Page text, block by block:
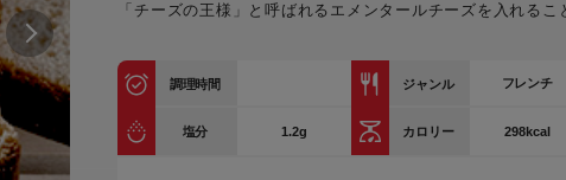
ドリンクウェア
キッチンツール
カトラリー
炊飯器
フードプロセッサー
トースター
電気圧力鍋
覧
覧
フードプロセッサー一覧
トースター一覧
電気圧力鍋一覧
グループセブジャパン
について
「チーズの王様」と呼ばれるエメンタールチーズを入れるこ
調理時間 ジャンル フレンチ
塩分 1.2g カロリー 298kcal